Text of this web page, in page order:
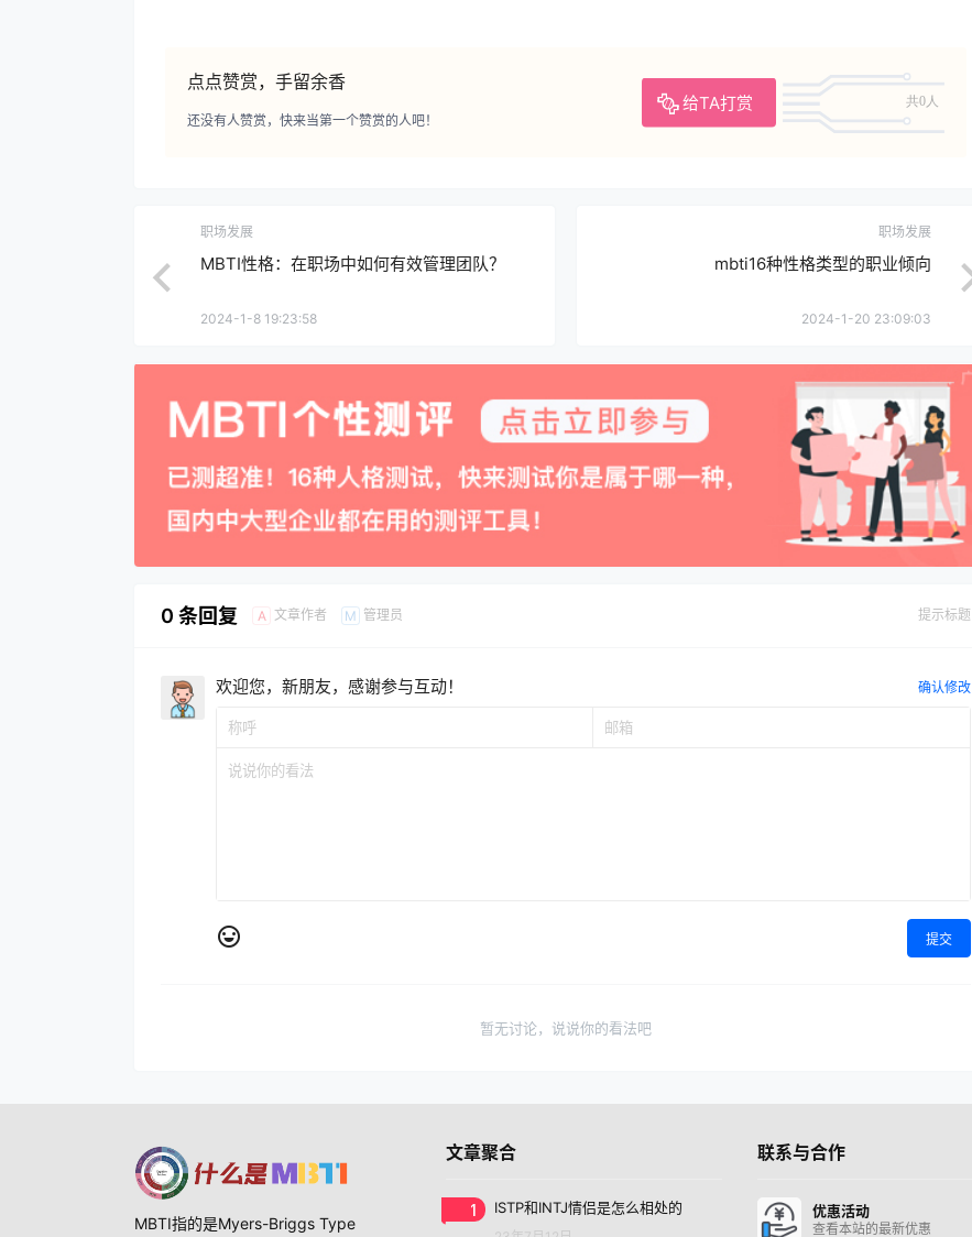
点点赞赏，手留余香
给TA打赏 共0人
还没有人赞赏，快来当第一个赞赏的人吧！
职场发展
MBTI性格：在职场中如何有效管理团队？
2024-1-8 19:23:58
职场发展
mbti16种性格类型的职业倾向
2024-1-20 23:09:03
0 条回复 A 文章作者 M 管理员 提示标题
欢迎您，新朋友，感谢参与互动！ 确认修改
提交
暂无讨论，说说你的看法吧
MBTI指的是Myers-Briggs Type
文章聚合
1 ISTP和INTJ情侣是怎么相处的
联系与合作
优惠活动
查看本站的最新优惠